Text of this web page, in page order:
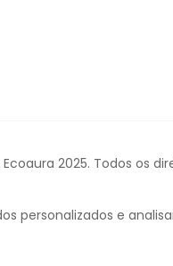
2025. Todos os
personalizados e